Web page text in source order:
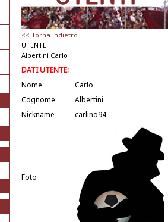
<< Torna indietro
UTENTE:
Albertini Carlo
DATI UTENTE:
Nome
Carlo
Cognome
Albertini
Nickname
carlino94
Foto